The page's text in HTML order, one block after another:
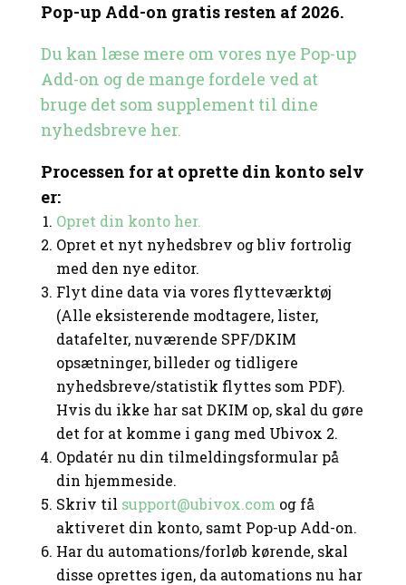
Pop-up Add-on gratis resten af 2026.
Du kan læse mere om vores nye Pop-up
Add-on og de mange fordele ved at
bruge det som supplement til dine
nyhedsbreve her.
Processen for at oprette din konto selv
er:
Opret din konto her.
Opret et nyt nyhedsbrev og bliv fortrolig
med den nye editor.
Flyt dine data via vores flytteværktøj
(Alle eksisterende modtagere, lister,
datafelter, nuværende SPF/DKIM
opsætninger, billeder og tidligere
nyhedsbreve/statistik flyttes som PDF).
Hvis du ikke har sat DKIM op, skal du gøre
det for at komme i gang med Ubivox 2.
Opdatér nu din tilmeldingsformular på
din hjemmeside.
Skriv til support@ubivox.com og få
aktiveret din konto, samt Pop-up Add-on.
Har du automations/forløb kørende, skal
disse oprettes igen, da automations nu har